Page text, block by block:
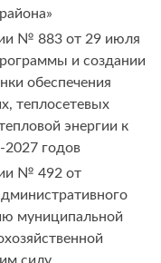
№ 883 от 29 июля
и создании
обеспечения
теплосетевых
энергии к
2027 годов
№ 492 от
муниципальной